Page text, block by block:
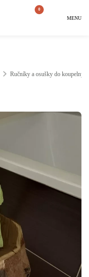
0
MENU
Ručníky a osušky do koupelny